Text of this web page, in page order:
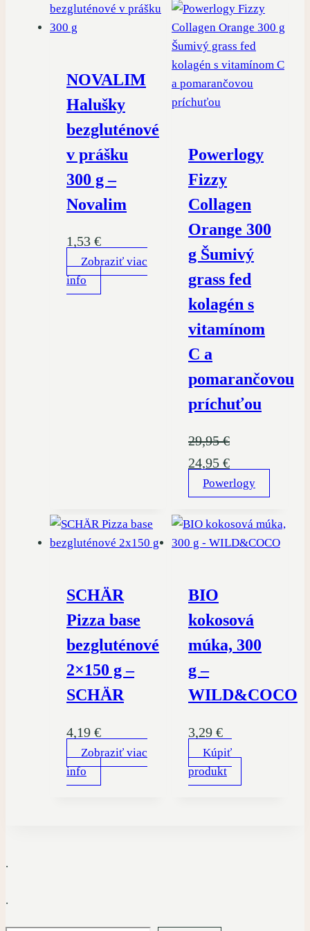
NOVALIM
Halušky
bezgluténové
v prášku
300 g –
Novalim
1,53 €
Zobraziť viac
info
Powerlogy
Fizzy
Collagen
Orange 300
g Šumivý
grass fed
kolagén s
vitamínom
C a
pomarančovou
príchuťou
29,95€
Pôvodná
cena
29,95 €.
24,95 €Aktuálna
cena
24,95 €.
Powerlogy
SCHÄR
Pizza base
bezgluténové
2×150 g –
SCHÄR
4,19 €
Zobraziť viac
info
BIO
kokosová
múka, 300
g –
WILD&COCO
3,29 €
Kúpiť
produkt
.
.